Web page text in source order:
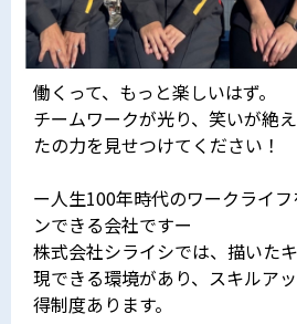
働くって、もっと楽しいはず。
チームワークが光り、笑いが絶
たの力を見せつけてください！
ー人生100年時代のワークライ
ンできる会社ですー
株式会社シライシでは、描いた
現できる環境があり、スキルア
得制度あります。